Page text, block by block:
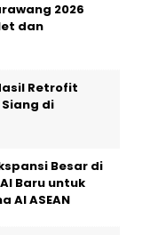
2026
dan
Retrofit
di
Besar di
Baru untuk
AI ASEAN